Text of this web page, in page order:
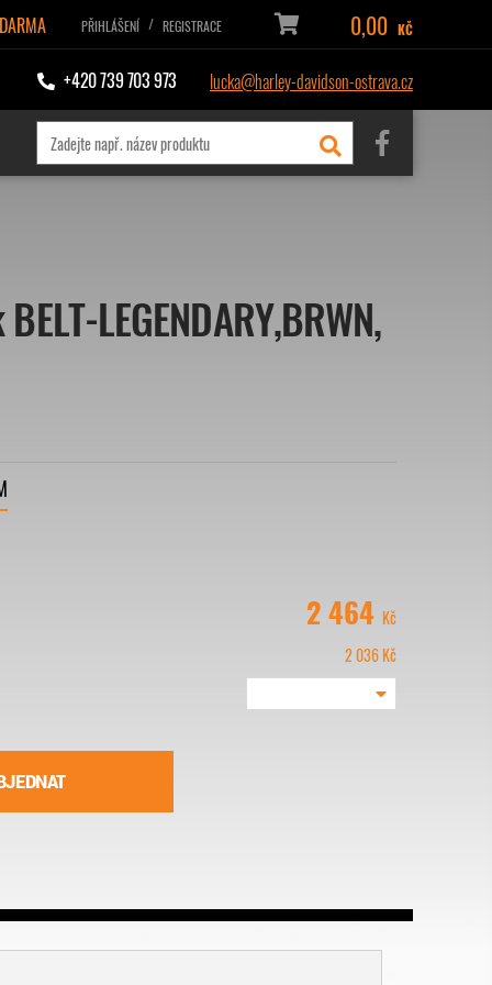
PŘIHLÁŠENÍ / REGISTRACE 0,00 KČ
+420 739 703 973 lucka@harley-davidson-ostrava.cz
LEGENDARY,BRWN,
2 464 Kč
2 036Kč